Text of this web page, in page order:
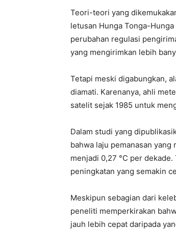
Teori-teori yang
letusan Hunga Tonga-
perubahan regulasi
yang mengirimkan lebih
Tetapi meski digabungkan,
diamati. Karenanya, ahli
satelit sejak 1985 untuk
Dalam studi yang
bahwa laju pemanasan
menjadi 0,27 °C per
peningkatan yang semakin
Meskipun sebagian dari
peneliti memperkirakan
jauh lebih cepat daripada